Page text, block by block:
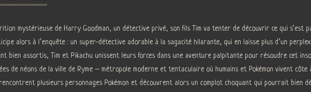
mystérieuse de Harry Goodman, un détective privé, son fils Tim va tenter de découvrir ce qui s’est
alors à l’enquête : un super-détective adorable à la sagacité hilarante, qui en laisse plus d’un
bien assortis, Tim et Pikachu unissent leurs forces dans une aventure palpitante pour résoudre cet
de néons de la ville de Ryme – métropole moderne et tentaculaire où humains et Pokémon vivent
plusieurs personnages Pokémon et découvrent alors un complot choquant qui pourrait bien